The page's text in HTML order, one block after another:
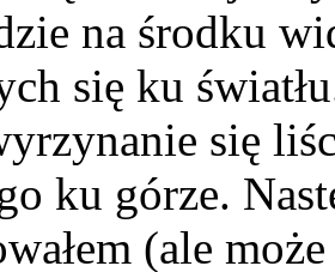
na środku
się ku
się
ku górze.
(ale